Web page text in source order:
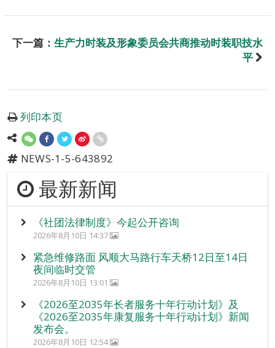
下一篇： 生产力时装及形象委员会共商推动时装职技水
平
列印本页
NEWS-1-5-643892
最新新闻
《社团法律制度》今起公开咨询
2026年8月10日 14:37
紧急维修路面 风顺大马路行车天桥12日至14日
夜间临时交管
2026年8月10日 13:01
《2026至2035年长者服务十年行动计划》及
《2026至2035年康复服务十年行动计划》新闻
发布会。
2026年8月10日 12:54